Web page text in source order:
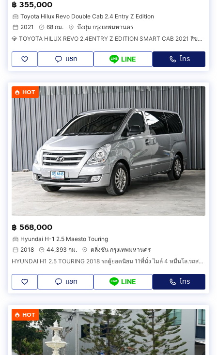
฿ 355,000
Toyota Hilux Revo Double Cab 2.4 Entry Z Edition
2021
68 กม.
บึงกุ่ม กรุงเทพมหานคร
💎 TOYOTA HILUX REVO 2.4ENTRY Z EDITION SMART CAB 2021 สีขาว มือเดียว สวยพร้อมใช้งานได้เลย
แชท LINE โทร
HOT
฿ 568,000
Hyundai H-1 2.5 Maesto Touring
2018
44,393 กม.
ตลิ่งชัน กรุงเทพมหานคร
HYUNDAI H1 2.5 TOURING 2018 รถตู้ยอดนิยม 11ที่นั่ง ไมล์ 4 หมื่นโล.รถสวยเข้าศูนย์ตลอด
แชท LINE โทร
HOT